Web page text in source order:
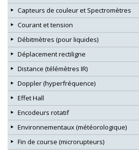
Capteurs de couleur et Spectromètres
Courant et tension
Débitmètres (pour liquides)
Déplacement rectiligne
Distance (télémètres IR)
Doppler (hyperfréquence)
Effet Hall
Encodeurs rotatif
Environnementaux (météorologique)
Fin de course (microrupteurs)